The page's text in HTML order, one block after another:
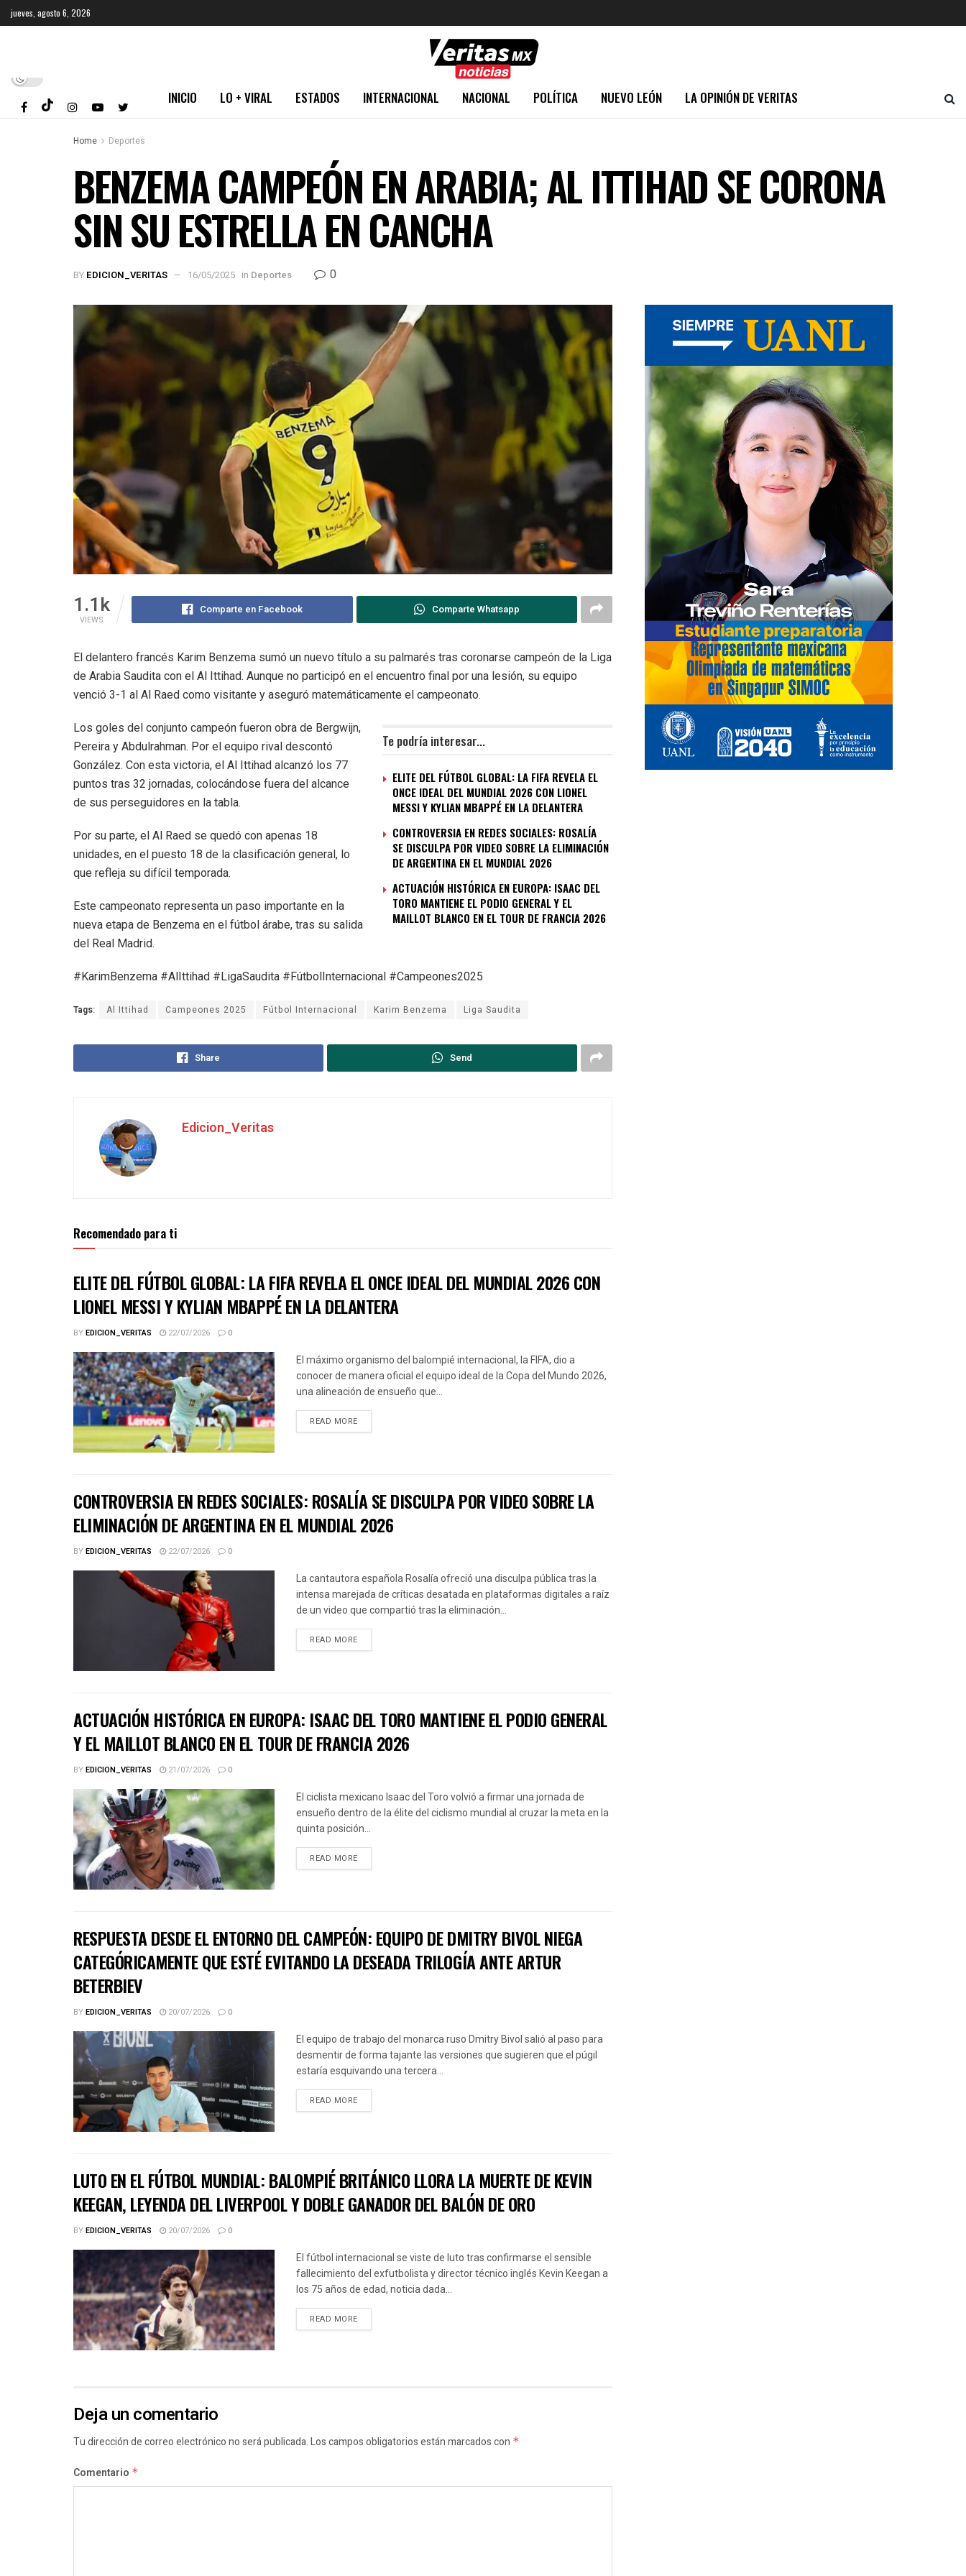
jueves, agosto 6, 2026
INICIO LO + VIRAL ESTADOS INTERNACIONAL NACIONAL POLÍTICA NUEVO LEÓN LA OPINIÓN DE VERITAS
Home Deportes
BENZEMA CAMPEÓN EN ARABIA; AL ITTIHAD SE CORONA
SIN SU ESTRELLA EN CANCHA
BY EDICION_VERITAS 16/05/2025 in Deportes 0
1.1k
VIEWS
Comparte en Facebook Comparte Whatsapp
El delantero francés Karim Benzema sumó un nuevo título a su palmarés tras coronarse campeón de la Liga
de Arabia Saudita con el Al Ittihad. Aunque no participó en el encuentro final por una lesión, su equipo
venció 3-1 al Al Raed como visitante y aseguró matemáticamente el campeonato.
Te podría interesar...
ELITE DEL FÚTBOL GLOBAL: LA FIFA REVELA EL
ONCE IDEAL DEL MUNDIAL 2026 CON LIONEL
MESSI Y KYLIAN MBAPPÉ EN LA DELANTERA
CONTROVERSIA EN REDES SOCIALES: ROSALÍA
SE DISCULPA POR VIDEO SOBRE LA ELIMINACIÓN
DE ARGENTINA EN EL MUNDIAL 2026
ACTUACIÓN HISTÓRICA EN EUROPA: ISAAC DEL
TORO MANTIENE EL PODIO GENERAL Y EL
MAILLOT BLANCO EN EL TOUR DE FRANCIA 2026
Los goles del conjunto campeón fueron obra de Bergwijn,
Pereira y Abdulrahman. Por el equipo rival descontó
González. Con esta victoria, el Al Ittihad alcanzó los 77
puntos tras 32 jornadas, colocándose fuera del alcance
de sus perseguidores en la tabla.
Por su parte, el Al Raed se quedó con apenas 18
unidades, en el puesto 18 de la clasificación general, lo
que refleja su difícil temporada.
Este campeonato representa un paso importante en la
nueva etapa de Benzema en el fútbol árabe, tras su salida
del Real Madrid.
#KarimBenzema #AlIttihad #LigaSaudita #FútbolInternacional #Campeones2025
Tags: Al Ittihad Campeones 2025 Fútbol Internacional Karim Benzema Liga Saudita
Share Send
Edicion_Veritas
Recomendado para ti
ELITE DEL FÚTBOL GLOBAL: LA FIFA REVELA EL ONCE IDEAL DEL MUNDIAL 2026 CON
LIONEL MESSI Y KYLIAN MBAPPÉ EN LA DELANTERA
BYEDICION_VERITAS 22/07/2026 0
El máximo organismo del balompié internacional, la FIFA, dio a
conocer de manera oficial el equipo ideal de la Copa del Mundo 2026,
una alineación de ensueño que...
READ MORE
CONTROVERSIA EN REDES SOCIALES: ROSALÍA SE DISCULPA POR VIDEO SOBRE LA
ELIMINACIÓN DE ARGENTINA EN EL MUNDIAL 2026
BYEDICION_VERITAS 22/07/2026 0
La cantautora española Rosalía ofreció una disculpa pública tras la
intensa marejada de críticas desatada en plataformas digitales a raíz
de un video que compartió tras la eliminación...
READ MORE
ACTUACIÓN HISTÓRICA EN EUROPA: ISAAC DEL TORO MANTIENE EL PODIO GENERAL
Y EL MAILLOT BLANCO EN EL TOUR DE FRANCIA 2026
BYEDICION_VERITAS 21/07/2026 0
El ciclista mexicano Isaac del Toro volvió a firmar una jornada de
ensueño dentro de la élite del ciclismo mundial al cruzar la meta en la
quinta posición...
READ MORE
RESPUESTA DESDE EL ENTORNO DEL CAMPEÓN: EQUIPO DE DMITRY BIVOL NIEGA
CATEGÓRICAMENTE QUE ESTÉ EVITANDO LA DESEADA TRILOGÍA ANTE ARTUR
BETERBIEV
BYEDICION_VERITAS 20/07/2026 0
El equipo de trabajo del monarca ruso Dmitry Bivol salió al paso para
desmentir de forma tajante las versiones que sugieren que el púgil
estaría esquivando una tercera...
READ MORE
LUTO EN EL FÚTBOL MUNDIAL: BALOMPIÉ BRITÁNICO LLORA LA MUERTE DE KEVIN
KEEGAN, LEYENDA DEL LIVERPOOL Y DOBLE GANADOR DEL BALÓN DE ORO
BYEDICION_VERITAS 20/07/2026 0
El fútbol internacional se viste de luto tras confirmarse el sensible
fallecimiento del exfutbolista y director técnico inglés Kevin Keegan a
los 75 años de edad, noticia dada...
READ MORE
Deja un comentario
Tu dirección de correo electrónico no será publicada.Los campos obligatorios están marcados con *
Comentario *